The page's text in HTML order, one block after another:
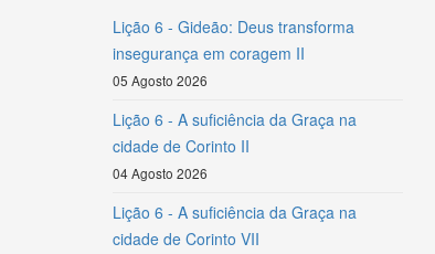
Lição 6 - Gideão: Deus transforma
insegurança em coragem II
05 Agosto 2026
Lição 6 - A suficiência da Graça na
cidade de Corinto II
04 Agosto 2026
Lição 6 - A suficiência da Graça na
cidade de Corinto VII